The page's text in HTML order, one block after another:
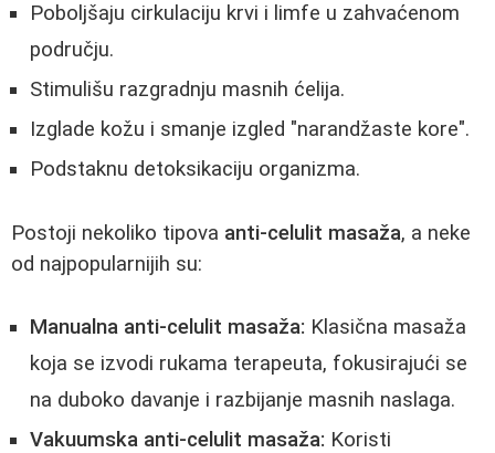
Poboljšaju cirkulaciju krvi i limfe u zahvaćenom
području.
Stimulišu razgradnju masnih ćelija.
Izglade kožu i smanje izgled "narandžaste kore".
Podstaknu detoksikaciju organizma.
Postoji nekoliko tipova anti-celulit masaža, a neke
od najpopularnijih su:
Manualna anti-celulit masaža: Klasična masaža
koja se izvodi rukama terapeuta, fokusirajući se
na duboko davanje i razbijanje masnih naslaga.
Vakuumska anti-celulit masaža: Koristi